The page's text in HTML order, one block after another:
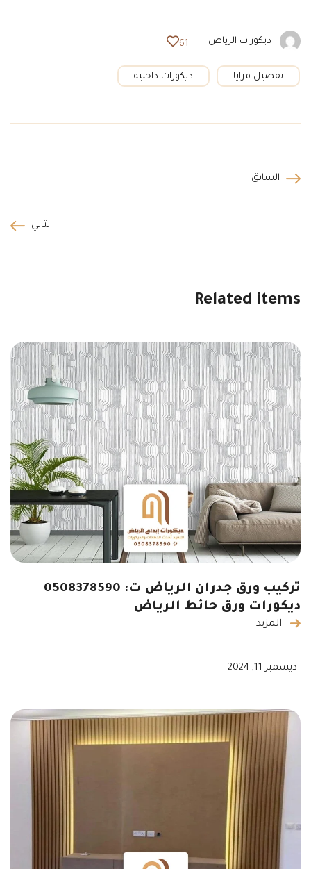
ديكورات الرياض 61
تفصيل مرايا ديكورات داخلية
السابق
التالي
Related items
تركيب ورق جدران الرياض ت: 0508378590
ديكورات ورق حائط الرياض
المزيد
ديسمبر 11, 2024